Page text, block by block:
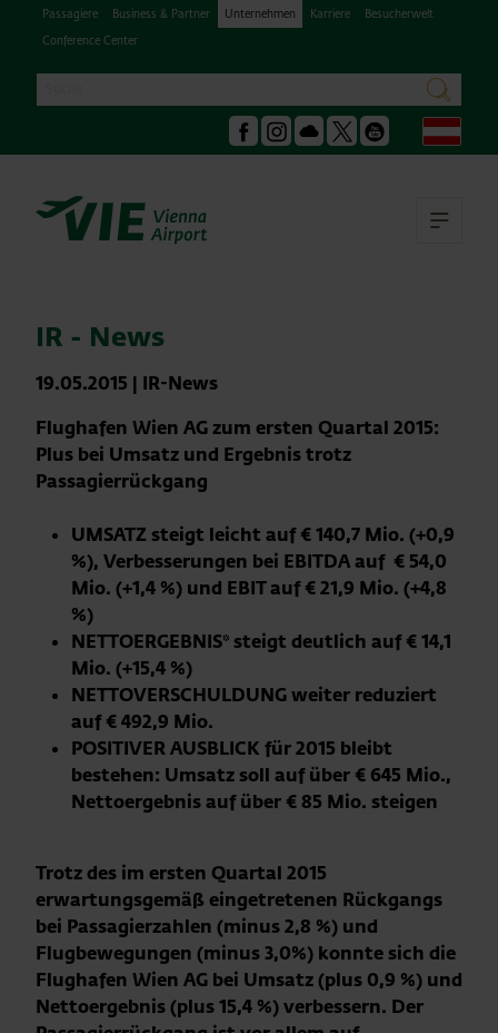
Passagiere Business & Partner Unternehmen Karriere
Besucherwelt
Conference Center
suchen
Facebook
Instagram
Podcast Youtube
IR - News
19.05.2015 | IR-News
Flughafen Wien AG zum ersten Quartal 2015:
Plus bei Umsatz und Ergebnis trotz
Passagierrückgang
UMSATZ steigt leicht auf € 140,7 Mio. (+0,9
%), Verbesserungen bei EBITDA auf € 54,0
Mio. (+1,4 %) und EBIT auf € 21,9 Mio. (+4,8
%)
NETTOERGEBNIS* steigt deutlich auf € 14,1
Mio. (+15,4 %)
NETTOVERSCHULDUNG weiter reduziert
auf € 492,9 Mio.
POSITIVER AUSBLICK für 2015 bleibt
bestehen: Umsatz soll auf über € 645 Mio.,
Nettoergebnis auf über € 85 Mio. steigen
Trotz des im ersten Quartal 2015
erwartungsgemäß eingetretenen Rückgangs
bei Passagierzahlen (minus 2,8 %) und
Flugbewegungen (minus 3,0%) konnte sich die
Flughafen Wien AG bei Umsatz (plus 0,9 %) und
Nettoergebnis (plus 15,4 %) verbessern. Der